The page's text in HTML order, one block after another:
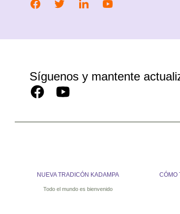
Síguenos y mantente
NUEVA TRADICÓN KADAMPA
Todo el mundo es bienvenido
CÓMO